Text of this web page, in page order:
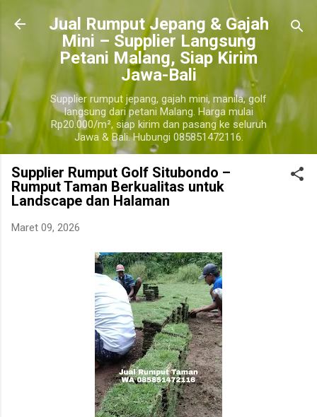
Langsung ke konten utama
​Jual Rumput Jepang & Gajah
Mini – Supplier Langsung
Petani Malang, Siap Kirim
Jawa-Bali
Supplier rumput jepang, gajah mini, manila, golf
langsung dari petani Malang. Harga mulai
Rp20.000/m², siap kirim dan pasang ke seluruh
Jawa & Bali. Hubungi 085851472116.
Supplier Rumput Golf Situbondo –
Rumput Taman Berkualitas untuk
Landscape dan Halaman
Maret 09, 2026